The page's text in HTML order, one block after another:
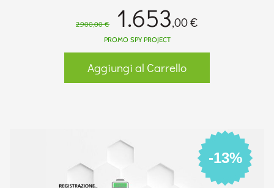
2.900,00 € 1.653,00 €
PROMO SPY PROJECT
Aggiungi al Carrello
-13%